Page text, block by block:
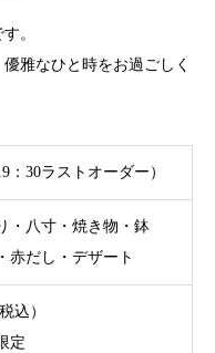
。
雅なひと時をお過ごしく
：30ラストオーダー）
・八寸・焼き物・鉢
赤だし・デザート
税込）
定